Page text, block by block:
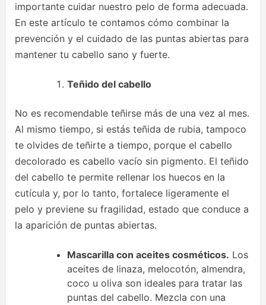
importante cuidar nuestro pelo de forma adecuada.
En este artículo te contamos cómo combinar la
prevención y el cuidado de las puntas abiertas para
mantener tu cabello sano y fuerte.
Teñido del cabello
No es recomendable teñirse más de una vez al mes.
Al mismo tiempo, si estás teñida de rubia, tampoco
te olvides de teñirte a tiempo, porque el cabello
decolorado es cabello vacío sin pigmento. El teñido
del cabello te permite rellenar los huecos en la
cutícula y, por lo tanto, fortalece ligeramente el
pelo y previene su fragilidad, estado que conduce a
la aparición de puntas abiertas.
Mascarilla con aceites cosméticos. Los
aceites de linaza, melocotón, almendra,
coco u oliva son ideales para tratar las
puntas del cabello. Mezcla con una